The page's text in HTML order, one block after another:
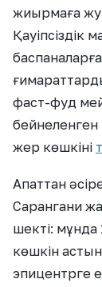
жиырмаға
Қауіпсіздік
фаст-фуд
бейнеленген
жер көшкіні
Апаттан
Сарангани
шекті:
көшкін
эпицентрге